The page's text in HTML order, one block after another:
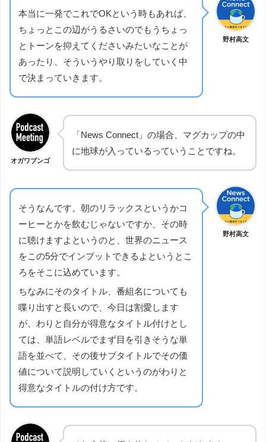
野村高文
本当に一発でこれでOKという時もあれば、
ちょっとこの辺がうるさいのでもうちょっ
とトーンを抑えてくださいみたいなことが
あったり、そういうやり取りをしていく中
で決まっていきます。
オガワブンゴ
「News Connect」の場合、マグカップの中
に地球が入っているっていうことですね。
野村高文
そうなんです。朝のリラックスというかコ
ーヒーとかを飲むじゃないですか、その時
に聴けますよというのと、世界のニュース
をこの5分でインプットできるよというとこ
ろをそこに込めています。
ちなみにそのタイトル、番組名についても
喋り出すと長いので、今日は割愛します
が、わりと自分が得意なタイトル付けとし
ては、単語レベルでまず目を引きそうな単
語を並べて、その後サブタイトルでその価
値について説明していくというのがわりと
得意なタイトルの付け方です。